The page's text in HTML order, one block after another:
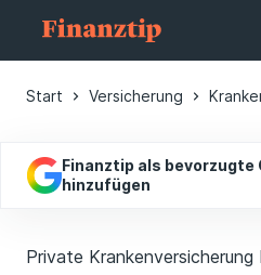
Start Versicherung
Finanztip als bevorzugte
hinzufügen
Private Krankenversicherung